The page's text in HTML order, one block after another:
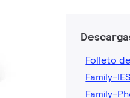
Folleto
Family-
Family-